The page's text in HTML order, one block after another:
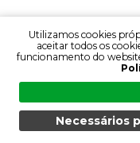
MENU
PESQUISA:
IDIOMA:
Utilizamos cookies
aceitar todos os
funcionamento do
Necessários